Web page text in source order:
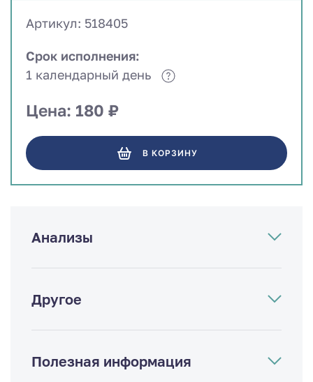
Анализы
Другое
Полезная информация
Артикул: 518405
Срок исполнения:
1 календарный день
Цена: 180 ₽
В КОРЗИНУ